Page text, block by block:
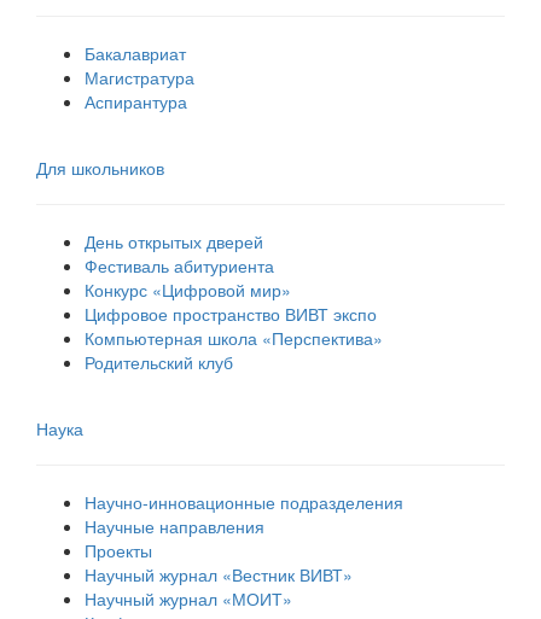
Бакалавриат
Магистратура
Аспирантура
Для школьников
День открытых дверей
Фестиваль абитуриента
Конкурс «Цифровой мир»
Цифровое пространство ВИВТ экспо
Компьютерная школа «Перспектива»
Родительский клуб
Наука
Научно-инновационные подразделения
Научные направления
Проекты
Научный журнал «Вестник ВИВТ»
Научный журнал «МОИТ»